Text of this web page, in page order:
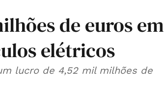
de euros em
elétricos
lucro de 4,52 mil milhões de